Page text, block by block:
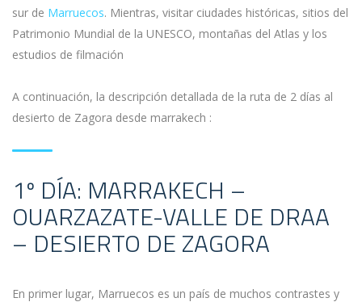
sur de Marruecos. Mientras, visitar ciudades históricas, sitios del
Patrimonio Mundial de la UNESCO, montañas del Atlas y los
estudios de filmación
A continuación, la descripción detallada de la ruta de 2 días al
desierto de Zagora desde marrakech :
1º DÍA: MARRAKECH –
OUARZAZATE-VALLE DE DRAA
– DESIERTO DE ZAGORA
En primer lugar, Marruecos es un país de muchos contrastes y